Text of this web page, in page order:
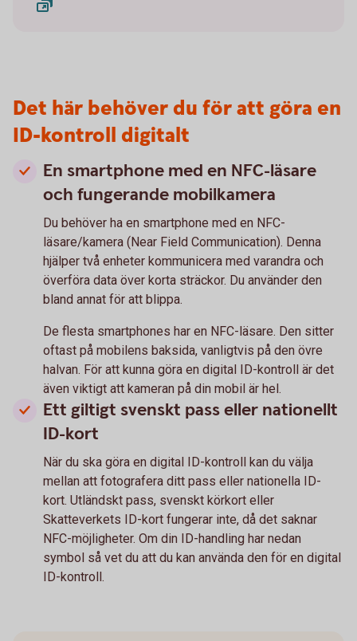
Det här behöver du för att göra en
ID-kontroll digitalt
En smartphone med en NFC-läsare
och fungerande mobilkamera
Du behöver ha en smartphone med en NFC-
läsare/kamera (Near Field Communication). Denna
hjälper två enheter kommunicera med varandra och
överföra data över korta sträckor. Du använder den
bland annat för att blippa.
De flesta smartphones har en NFC-läsare. Den sitter
oftast på mobilens baksida, vanligtvis på den övre
halvan. För att kunna göra en digital ID-kontroll är det
även viktigt att kameran på din mobil är hel.
Ett giltigt svenskt pass eller nationellt
ID-kort
När du ska göra en digital ID-kontroll kan du välja
mellan att fotografera ditt pass eller nationella ID-
kort. Utländskt pass, svenskt körkort eller
Skatteverkets ID-kort fungerar inte, då det saknar
NFC-möjligheter. Om din ID-handling har nedan
symbol så vet du att du kan använda den för en digital
ID-kontroll.